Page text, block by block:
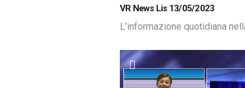
13.51%
VR News Lis 13/05/2023
L’informazione quotidiana